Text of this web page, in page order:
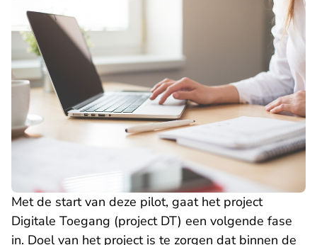
Met de start van deze pilot, gaat het project
Digitale Toegang (project DT) een volgende fase
in. Doel van het project is te zorgen dat binnen de